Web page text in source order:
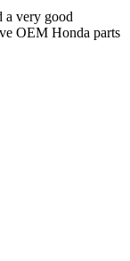
a very good
OEM Honda parts